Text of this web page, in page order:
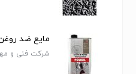
مایع ضد
شرکت فنی و